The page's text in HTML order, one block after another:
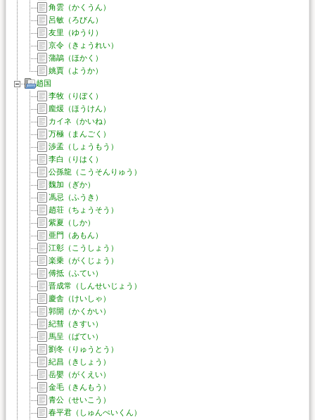
角雲（かくうん）
呂敏（ろびん）
友里（ゆうり）
京令（きょうれい）
蒲鶮（ほかく）
姚賈（ようか）
趙国
李牧（りぼく）
龐煖（ほうけん）
カイネ（かいね）
万極（まんごく）
渉孟（しょうもう）
李白（りはく）
公孫龍（こうそんりゅう）
魏加（ぎか）
馮忌（ふうき）
趙荘（ちょうそう）
紫夏（しか）
亜門（あもん）
江彰（こうしょう）
楽乗（がくじょう）
傅抵（ふてい）
晋成常（しんせいじょう）
慶舎（けいしゃ）
郭開（かくかい）
紀彗（きすい）
馬呈（ばてい）
劉冬（りゅうとう）
紀昌（きしょう）
岳嬰（がくえい）
金毛（きんもう）
青公（せいこう）
春平君（しゅんぺいくん）